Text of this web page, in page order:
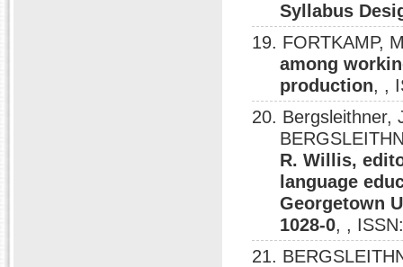
Syllabus
19. FORTKAMP,
among
production, ,
20. Bergsleithner,
R. Willis,
language
Georgetown
1028-0, ,
21.